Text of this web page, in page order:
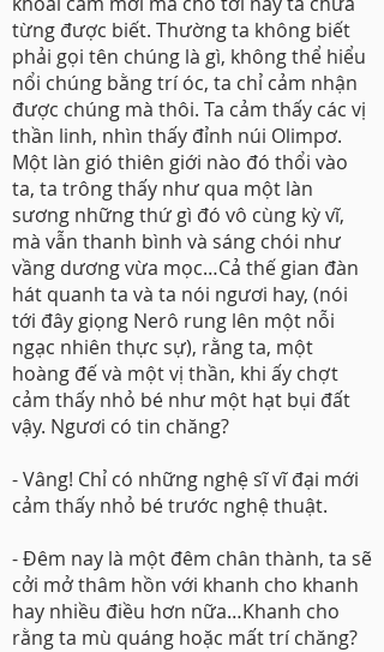
từng được biết. Thường ta không biết
phải gọi tên chúng là gì, không thể hiểu
nổi chúng bằng trí óc, ta chỉ cảm nhận
được chúng mà thôi. Ta cảm thấy các vị
thần linh, nhìn thấy đỉnh núi Olimpơ.
Một làn gió thiên giới nào đó thổi vào
ta, ta trông thấy như qua một làn
sương những thứ gì đó vô cùng kỳ vĩ,
mà vẫn thanh bình và sáng chói như
vầng dương vừa mọc…Cả thế gian đàn
hát quanh ta và ta nói ngươi hay, (nói
tới đây giọng Nerô rung lên một nỗi
ngạc nhiên thực sự), rằng ta, một
hoàng đế và một vị thần, khi ấy chợt
cảm thấy nhỏ bé như một hạt bụi đất
vậy. Ngươi có tin chăng?
- Vâng! Chỉ có những nghệ sĩ vĩ đại mới
cảm thấy nhỏ bé trước nghệ thuật.
- Đêm nay là một đêm chân thành, ta sẽ
cởi mở thâm hồn với khanh cho khanh
hay nhiều điều hơn nữa…Khanh cho
rằng ta mù quáng hoặc mất trí chăng?